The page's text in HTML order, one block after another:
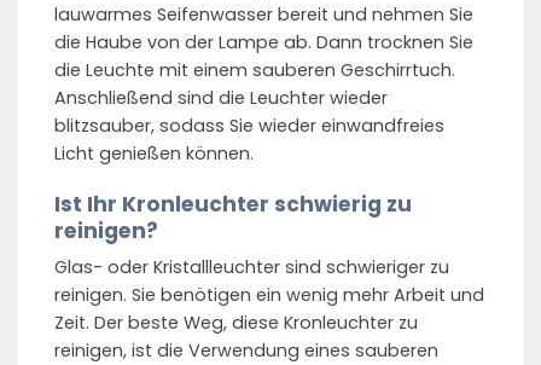
lauwarmes Seifenwasser bereit und nehmen Sie
die Haube von der Lampe ab. Dann trocknen Sie
die Leuchte mit einem sauberen Geschirrtuch.
Anschließend sind die Leuchter wieder
blitzsauber, sodass Sie wieder einwandfreies
Licht genießen können.
Ist Ihr Kronleuchter schwierig zu
reinigen?
Glas- oder Kristallleuchter sind schwieriger zu
reinigen. Sie benötigen ein wenig mehr Arbeit und
Zeit. Der beste Weg, diese Kronleuchter zu
reinigen, ist die Verwendung eines sauberen